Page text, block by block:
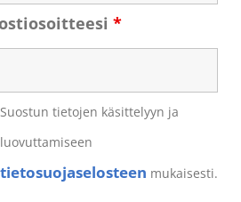
*
Suostun tietojen käsittelyyn ja
luovuttamiseen
tietosuojaselosteen mukaisesti.